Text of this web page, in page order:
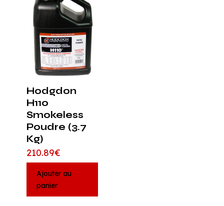
Hodgdon
H110
Smokeless
Poudre (3.7
Kg)
210.89€
Ajouter au
panier